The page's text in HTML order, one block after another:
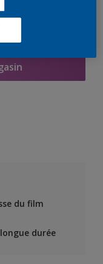
du film
durée